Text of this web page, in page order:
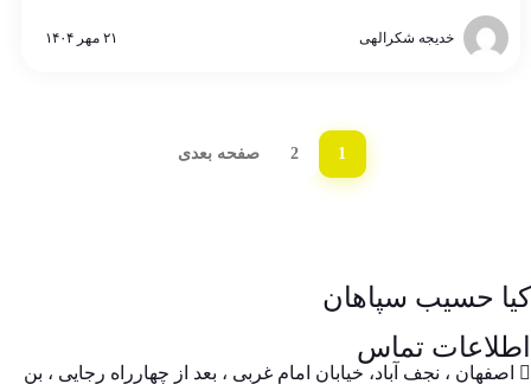
خدیجه شکرالهی
1
2 صفحه بعدی
کیا حسیب سپاهان
اطلاعات تماس
اصفهان ، نجف آباد، خیابان امام غربی ، بعد از چهارراه رجایی ، بن